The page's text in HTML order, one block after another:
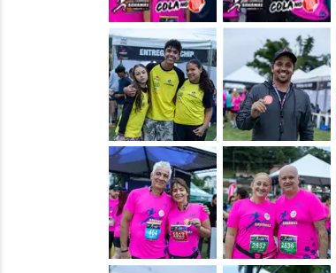
&nbsp; &nbsp;
&nbsp; &nbsp;